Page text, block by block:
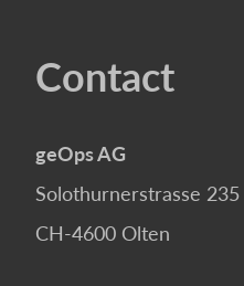
Contact
geOps AG
Solothurnerstrasse 235
CH-4600 Olten